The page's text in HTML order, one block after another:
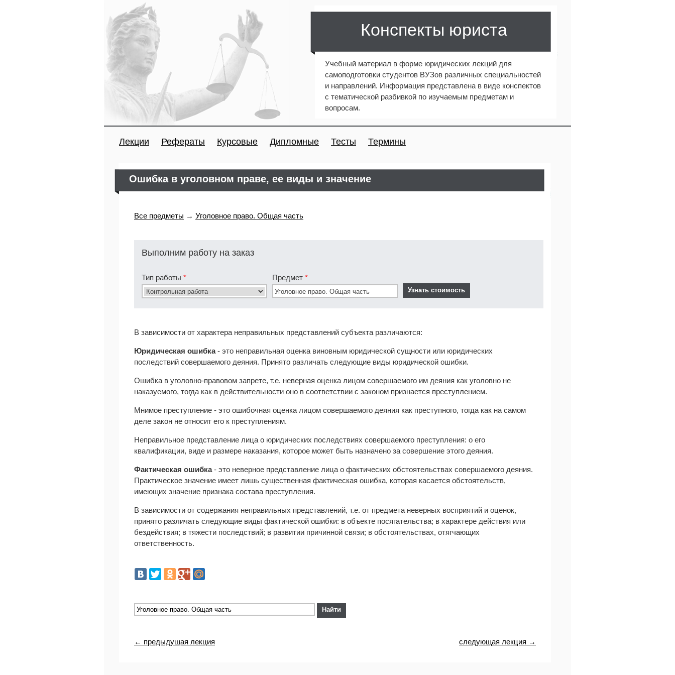
Конспекты юриста
Учебный материал в форме юридических лекций для
самоподготовки студентов ВУЗов различных специальностей
и направлений. Информация представлена в виде конспектов
с тематической разбивкой по изучаемым предметам и
вопросам.
Лекции Рефераты Курсовые Дипломные Тесты Термины
Ошибка в уголовном праве, ее виды и значение
Все предметы → Уголовное право. Общая часть
Выполним работу на заказ
Тип работы * Предмет *
В зависимости от характера неправильных представлений субъекта различаются:
Юридическая ошибка- это неправильная оценка виновным юридической сущности или юридических
последствий совершаемого деяния. Принято различать следующие виды юридической ошибки.
Ошибка в уголовно-правовом запрете, т.е. неверная оценка лицом совершаемого им деяния как уголовно не
наказуемого, тогда как в действительности оно в соответствии с законом признается преступлением.
Мнимое преступление - это ошибочная оценка лицом совершаемого деяния как преступного, тогда как на самом
деле закон не относит его к преступлениям.
Неправильное представление лица о юридических последствиях совершаемого преступления: о его
квалификации, виде и размере наказания, которое может быть назначено за совершение этого деяния.
Фактическая ошибка- это неверное представление лица о фактических обстоятельствах совершаемого деяния.
Практическое значение имеет лишь существенная фактическая ошибка, которая касается обстоятельств,
имеющих значение признака состава преступления.
В зависимости от содержания неправильных представлений, т.е. от предмета неверных восприятий и оценок,
принято различать следующие виды фактической ошибки: в объекте посягательства; в характере действия или
бездействия; в тяжести последствий; в развитии причинной связи; в обстоятельствах, отягчающих
ответственность.
← предыдущая лекция следующая лекция →